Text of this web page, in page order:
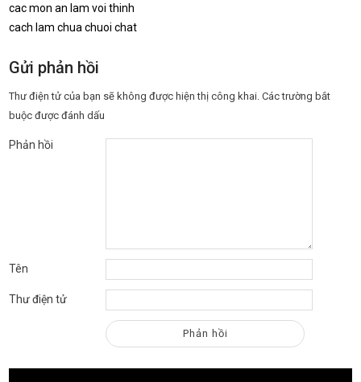
cac mon an lam voi thinh
cach lam chua chuoi chat
Gửi phản hồi
Thư điện tử của bạn sẽ không được hiện thị công khai. Các trường bắt
buộc được đánh dấu
Phản hồi
Tên
Thư điện tử